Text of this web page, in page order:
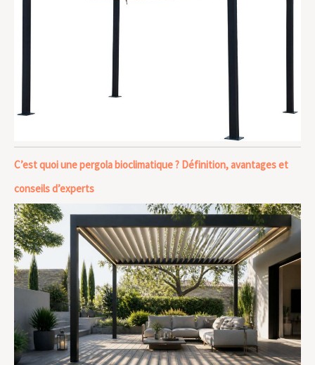
C’est quoi une pergola bioclimatique ? Définition, avantages et
conseils d’experts